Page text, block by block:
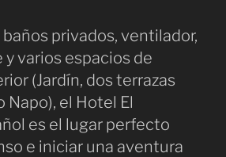
privados, ventilador,
y varios espacios de
(Jardín, dos terrazas
Napo), el Hotel El
es el lugar perfecto
e iniciar una aventura